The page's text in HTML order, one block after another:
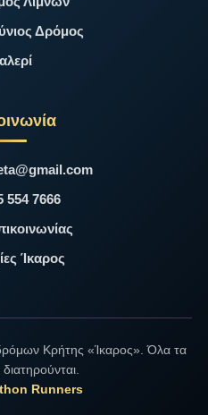
Δρόμος
554 7666
Ίκαρος
Κρήτης «Ίκαρος». Όλα τα
Runners